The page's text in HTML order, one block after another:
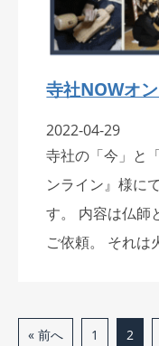
寺社NOWオ
2022-04-29
寺社の「今」と
ンライン』様に
す。 内容は仏師
ご依頼。 それ
« 前へ 1 2